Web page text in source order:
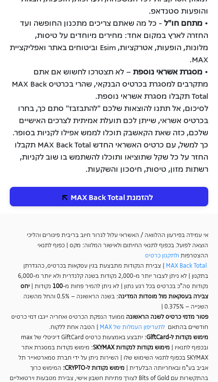
והופעות סטנדאפ.
• מתחם חו"ל- כל מה שאתם צריכים מתכנון החופשה ועד
החזרה לארץ במקום אחד: מחירים מיוחדים על טיסות,
מלונות, הופעות, אטרקציות, Esim וביטוחים באתר ואפליקציית
MAX.
• מסגרת אשראי נוספת– לא תצטרכו לחשוש אם אתם
מתקרבים למסגרת בכרטיס הבנקאי, שהרי בכרטיס MAX Back
Total תקבלו מסגרת אשראי נוספת.
לסיכום, אל תתנו להוצאות שלכם "להתבזבז" סתם כך, בחרו
בכרטיס אשראי, שייתן לכם תועלת אמיתית לצרכים האישיים
שלכם, כזה שאת הקאשבק תוכלו לממש אפילו לקניות בסופר.
כך למשל, עם כרטיס האשראי החדש MAX Back Total תקבלו
החזר על כל שקל שתוציאו ותוכלו להשתמש בו שוב לקניות,
רשתות מזון, טיסות, חיסכון והשקעות.
להזמנת MAX Back Total
אי עמידה בפירעון ההלוואה / האשראי עלול לגרור חיוב בריבית פיגורים והליכי
הוצאה לפועל. בכפוף לתנאי החיתום ולאישור המלווה: מקס | כפוף לתנאי
ההצטרפות ולתקנון כרטיס
MAX Back Total | צבירת הנקודות מתבצעת בגין עסקאות בכרטיס, כהגדרתן
בתקנון | לא ניתן לצבור יותר מ-2,000 נקודות בשנה קלנדרית ולא יותר מ-6,000
נקודות סה"כ בכרטיס בכל רגע נתון | לא ניתן להמיר פחות מ-100 נקודות | יחס
צבירה בעסקאות מול מוסדות המדינה
: בשנה הראשונה – 0.5% והחל מהשנה
השנייה – 0.375% |
פטור מדמי כרטיס לשנה הראשונה ממועד הנפקת הכרטיס ואחריה ייגבו דמי כרטיס
חודשיים בהתאם לתעריפון העמלות של MAX
| הטבה אחת ללקוח.
מימוש נקודות ל-GiftCard: יתבצע באמצעות כרטיס GiftCardדיגיטלי שלmax
ובכפוף לתנאיו | מימוש נקודות לנקודותSKYMAX: מימוש נקודות במסגרת אתר
SKYMAX בכפוף לתנאי השימוש שלו | השירות ניתן על ידי חברת סמארטאייר תל
אביב בע"מ ובאחריותה הבלעדית | מימוש נקודות ל-CRYPTO
: המימוש כרוך
בהתקשרות עם Bits of Gold לצורך פתיחת חשבון אישי, צבירת מטבעות וירטואליים